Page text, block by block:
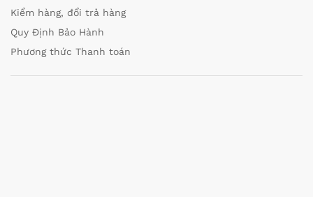
Kiểm hàng, đổi trả hàng
Quy Định Bảo Hành
Phương thức Thanh toán